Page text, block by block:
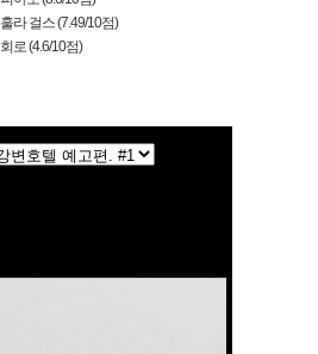
훌라 걸스 (7.49/10점)
회로 (4.6/10점)